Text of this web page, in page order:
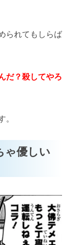
られてもしらば
だ？殺してやろ
ゃ優しい